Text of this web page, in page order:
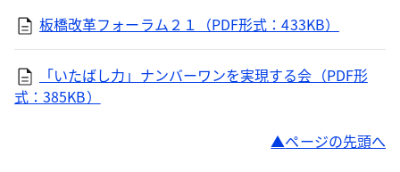
板橋改革フォーラム２１（PDF形式：433KB）
「いたばし力」ナンバーワンを実現する会（PDF形
式：385KB）
ページの先頭へ